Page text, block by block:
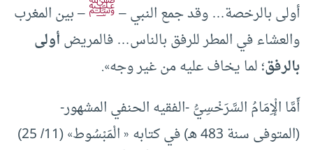
أولى بالرخصة… وقد جمع النبي –ﷺ– بين المغرب
والعشاء في المطر للرفق بالناس… فالمريضأولى
بالرفق؛ لما يخاف عليه من غير وجه».
أَمَّا الْإِمَامُ السَّرَخْسِيُّ -الفقيه الحنفي المشهور-
(المتوفى سنة 483 هـ) في كتابه « الْمَبْسُوط» (11/ 25)